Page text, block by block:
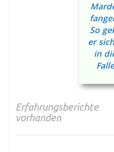
So
er
in
Falle
Erfahrungsberichte
vorhanden